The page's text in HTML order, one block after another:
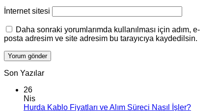
İnternet sitesi
Daha sonraki yorumlarımda kullanılması için adım, e-
posta adresim ve site adresim bu tarayıcıya kaydedilsin.
Son Yazılar
26
Nis
Hurda Kablo Fiyatları ve Alım Süreci Nasıl İşler?